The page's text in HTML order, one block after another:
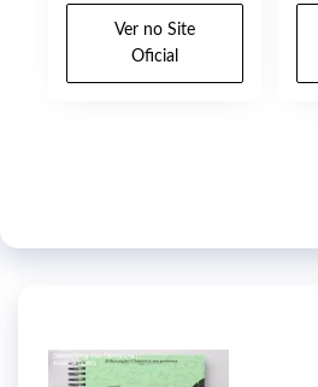
Ver no Site
Oficial